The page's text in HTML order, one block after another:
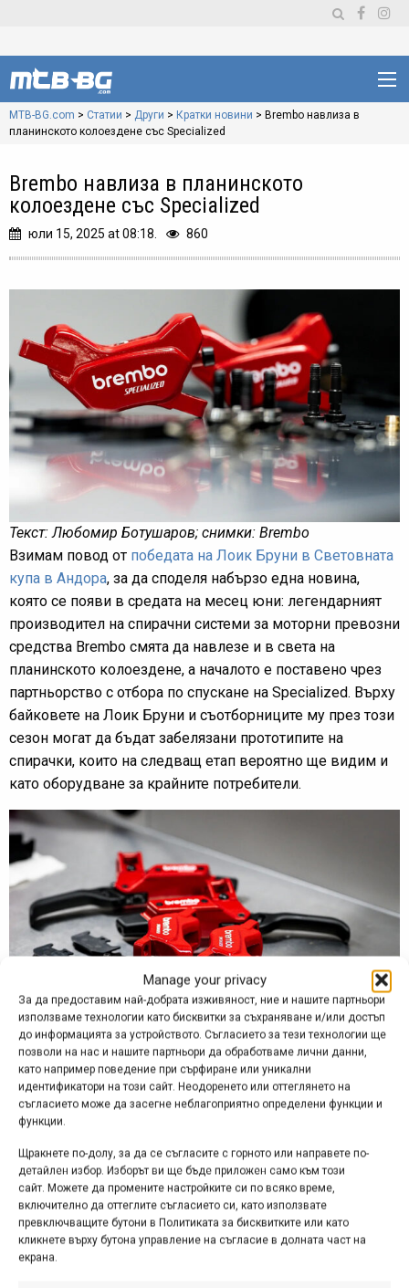
Manage your privacy
За да предоставим най-добрата изживяност, ние и нашите партньори
използваме технологии като бисквитки за съхраняване и/или достъп
до информацията за устройството. Съгласието за тези технологии ще
позволи на нас и нашите партньори да обработваме лични данни,
като например поведение при сърфиране или уникални
идентификатори на този сайт. Неодоренето или оттеглянето на
съгласието може да засегне неблагоприятно определени функции и
функции.
Щракнете по-долу, за да се съгласите с горното или направете по-
детайлен избор. Изборът ви ще бъде приложен само към този
сайт. Можете да промените настройките си по всяко време,
включително да оттеглите съгласието си, като използвате
превключващите бутони в Политиката за бисквитките или като
кликнете върху бутона управление на съгласие в долната част на
екрана.
MTB-BG.com > Статии > Други > Кратки новини > Brembo навлиза в
планинското колоездене със Specialized
Brembo навлиза в планинското
колоездене със Specialized
юли 15, 2025 at 08:18. 860
Текст: Любомир Ботушаров; снимки: Brembo
Взимам повод от победата на Лоик Бруни в Световната
купа в Андора, за да споделя набързо една новина,
която се появи в средата на месец юни: легендарният
производител на спирачни системи за моторни превозни
средства Brembo смята да навлезе и в света на
планинското колоездене, а началото е поставено чрез
партньорство с отбора по спускане на Specialized. Върху
байковете на Лоик Бруни и съотборниците му през този
сезон могат да бъдат забелязани прототипите на
спирачки, които на следващ етап вероятно ще видим и
като оборудване за крайните потребители.
Засега не са обявени твърде много технически
подробности, но освен че са в характерния за марката
червен цвят, за спирачките се знае още, че са
четирибутални (с 18 мм диаметър на буталата), с
аксиално разположени резервоар и бутало на спирачния
лост и с три възможни настройки – на отдалечеността,
на свободния ход и нещо, което е наречено center-to-
center. Чрез последната настройка можете да променяте
разстоянието между оста и буталото на спирачния лост,